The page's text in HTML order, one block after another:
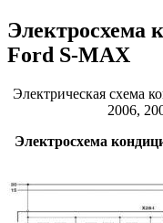
Электросхема
Ford S-MAX
Электрическая схема
2006,
Электросхема